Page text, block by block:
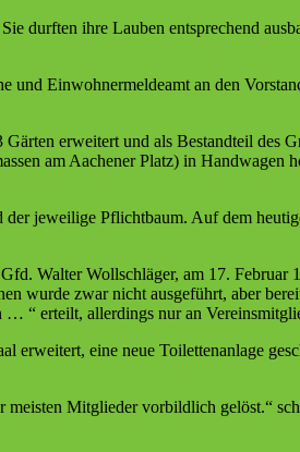
durften ihre Lauben entsprechend
und Einwohnermeldeamt an den
erweitert und als Bestandteil des
am Aachener Platz) in Handwagen
jeweilige Pflichtbaum. Auf dem
Walter Wollschläger, am 17. Februar
wurde zwar nicht ausgeführt, aber
“ erteilt, allerdings nur an
eine neue Toilettenanlage
Mitglieder vorbildlich gelöst.“